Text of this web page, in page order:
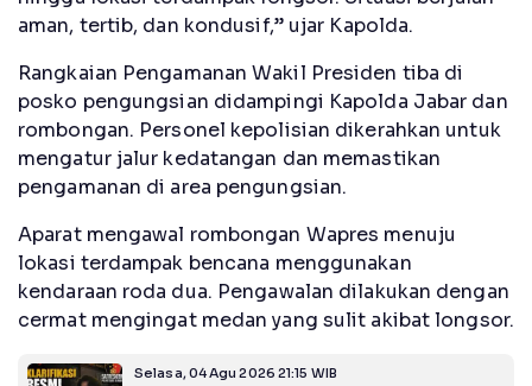
aman, tertib, dan kondusif,” ujar Kapolda.
Rangkaian Pengamanan Wakil Presiden tiba di
posko pengungsian didampingi Kapolda Jabar dan
rombongan. Personel kepolisian dikerahkan untuk
mengatur jalur kedatangan dan memastikan
pengamanan di area pengungsian.
Aparat mengawal rombongan Wapres menuju
lokasi terdampak bencana menggunakan
kendaraan roda dua. Pengawalan dilakukan dengan
cermat mengingat medan yang sulit akibat longsor.
Selasa, 04 Agu 2026 21:15 WIB